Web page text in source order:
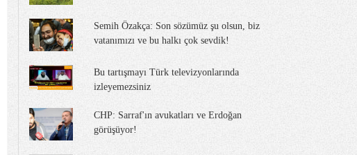
Semih Özakça: Son sözümüz şu olsun, biz
vatanımızı ve bu halkı çok sevdik!
Bu tartışmayı Türk televizyonlarında
izleyemezsiniz
CHP: Sarraf'ın avukatları ve Erdoğan
görüşüyor!